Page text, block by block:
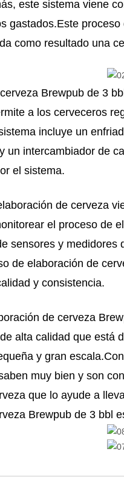
este sistema viene
gastados.Este
como resultado una
Brewpub de 3
a los cerveceros
incluye un
un intercambiador de
el sistema.
de cerveza
el proceso de
sensores y
de elaboración de
y consistencia.
de cerveza
alta calidad que está
y gran
muy bien y son
que lo ayude a
Brewpub de 3 bbl